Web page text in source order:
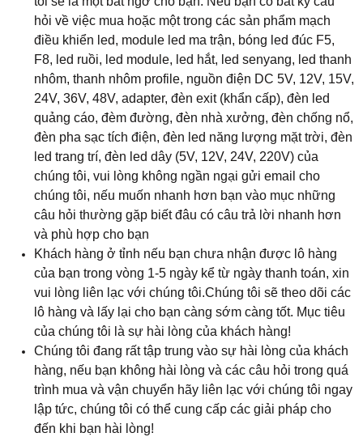
hỏi về việc mua hoặc một trong các sản phẩm mạch
điều khiển led, module led ma trận, bóng led đúc F5,
F8, led ruồi, led module, led hắt, led senyang, led thanh
nhôm, thanh nhôm profile, nguồn điện DC 5V, 12V, 15V,
24V, 36V, 48V, adapter, đèn exit (khẩn cấp), đèn led
quảng cáo, đèm đường, đèn nhà xưởng, đèn chống nổ,
đèn pha sạc tích điện, đèn led năng lượng mặt trời, đèn
led trang trí, đèn led dây (5V, 12V, 24V, 220V) của
chúng tôi, vui lòng không ngần ngại gửi email cho
chúng tôi, nếu muốn nhanh hơn bạn vào mục những
câu hỏi thường gặp biết đâu có câu trả lời nhanh hơn
và phù hợp cho bạn
Khách hàng ở tỉnh nếu bạn chưa nhận được lô hàng
của bạn trong vòng 1-5 ngày kể từ ngày thanh toán, xin
vui lòng liên lạc với chúng tôi.Chúng tôi sẽ theo dõi các
lô hàng và lấy lại cho bạn càng sớm càng tốt. Mục tiêu
của chúng tôi là sự hài lòng của khách hàng!
Chúng tôi đang rất tập trung vào sự hài lòng của khách
hàng, nếu bạn không hài lòng và các câu hỏi trong quá
trình mua và vận chuyển hãy liên lạc với chúng tôi ngay
lập tức, chúng tôi có thể cung cấp các giải pháp cho
đến khi bạn hài lòng!